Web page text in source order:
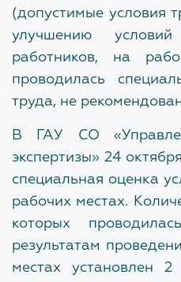
ПОЛИТИКА В
ОБРАБОТКИ
ПОМОЩЬ
ВНИМАНИЕ!
Письмом исх.
30.01.2026 Министерством
жилищно-коммунального
прекращения принятия ИУЛ
направляемых на
(допустимые условия
улучшению
работников, на
проводилась
труда, не
В ГАУ СО
экспертизы» 24
специальная оценка
рабочих местах.
которых
результатам
местах установлен 2